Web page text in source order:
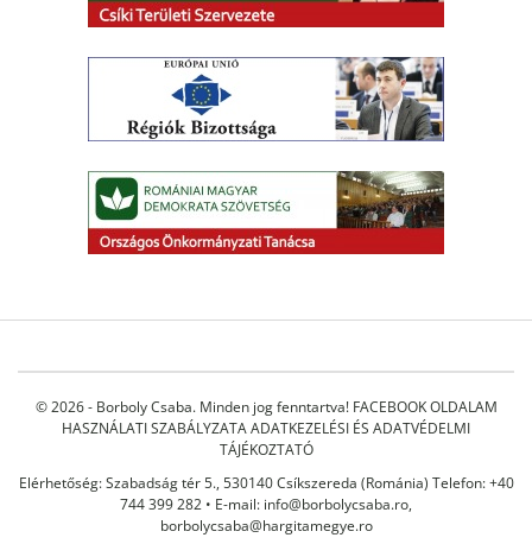
© 2026 - Borboly Csaba. Minden jog fenntartva! FACEBOOK OLDALAM
HASZNÁLATI SZABÁLYZATAADATKEZELÉSI ÉS ADATVÉDELMI
TÁJÉKOZTATÓ
Elérhetőség: Szabadság tér 5., 530140 Csíkszereda (Románia) Telefon: +40
744 399 282 • E-mail: info@borbolycsaba.ro,
borbolycsaba@hargitamegye.ro